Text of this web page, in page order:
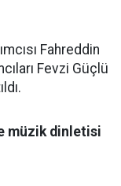
Fahreddin
Fevzi Güçlü
müzik dinletisi